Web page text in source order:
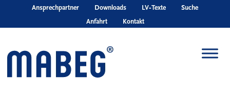
Skip to main content
Ansprechpartner Downloads LV‑Texte
Suche
Anfahrt
Kontakt